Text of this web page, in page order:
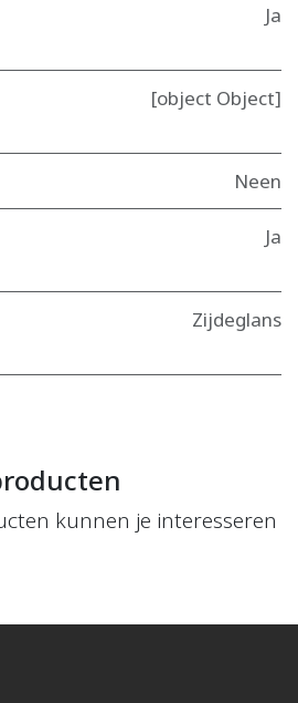
Ja
[object Object]
Neen
Ja
Zijdeglans
kunnen je interesseren